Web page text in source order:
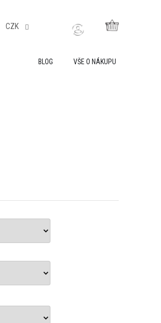
BLOG VŠE O NÁKUPU
CZK
AKADEMIE LILY IS SAILING VŠE O NÁKUPU